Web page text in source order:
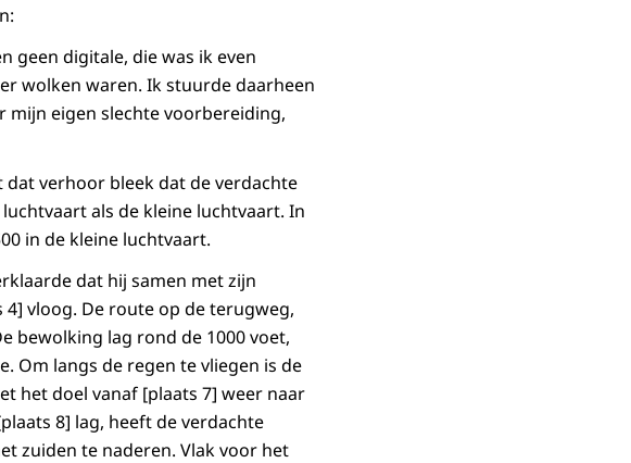
geen digitale, die was ik even
wolken waren. Ik stuurde daarheen
mijn eigen slechte voorbereiding,
verhoor bleek dat de verdachte
als de kleine luchtvaart. In
in de kleine luchtvaart.
dat hij samen met zijn
vloog. De route op de terugweg,
bewolking lag rond de 1000 voet,
Om langs de regen te vliegen is de
het doel vanaf [plaats 7] weer naar
8] lag, heeft de verdachte
zuiden te naderen. Vlak voor het